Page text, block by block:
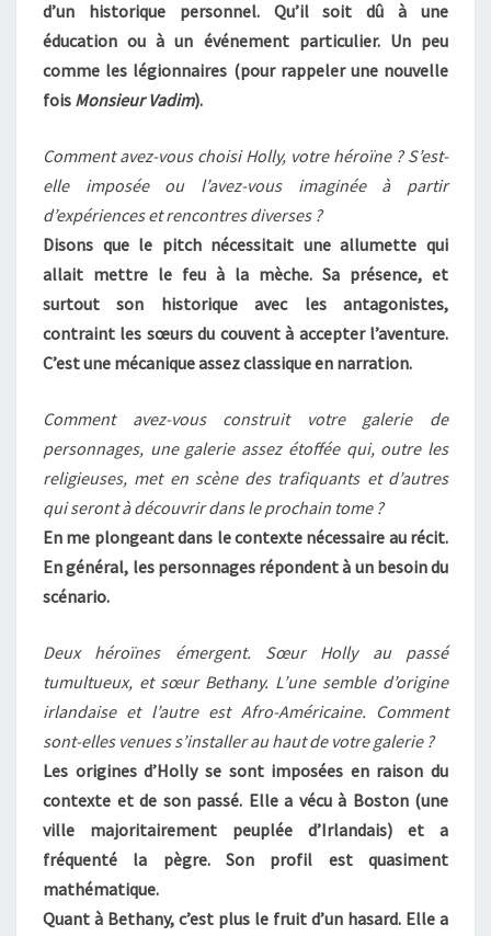
d’un historique personnel. Qu’il soit dû à une
éducation ou à un événement particulier. Un peu
comme les légionnaires (pour rappeler une nouvelle
fois Monsieur Vadim).
Comment avez-vous choisi Holly, votre héroïne ? S’est-
elle imposée ou l’avez-vous imaginée à partir
d’expériences et rencontres diverses ?
Disons que le pitch nécessitait une allumette qui
allait mettre le feu à la mèche. Sa présence, et
surtout son historique avec les antagonistes,
contraint les sœurs du couvent à accepter l’aventure.
C’est une mécanique assez classique en narration.
Comment avez-vous construit votre galerie de
personnages, une galerie assez étoffée qui, outre les
religieuses, met en scène des trafiquants et d’autres
qui seront à découvrir dans le prochain tome ?
En me plongeant dans le contexte nécessaire au récit.
En général, les personnages répondent à un besoin du
scénario.
Deux héroïnes émergent. Sœur Holly au passé
tumultueux, et sœur Bethany. L’une semble d’origine
irlandaise et l’autre est Afro-Américaine. Comment
sont-elles venues s’installer au haut de votre galerie ?
Les origines d’Holly se sont imposées en raison du
contexte et de son passé. Elle a vécu à Boston (une
ville majoritairement peuplée d’Irlandais) et a
fréquenté la pègre. Son profil est quasiment
mathématique.
Quant à Bethany, c’est plus le fruit d’un hasard. Elle a